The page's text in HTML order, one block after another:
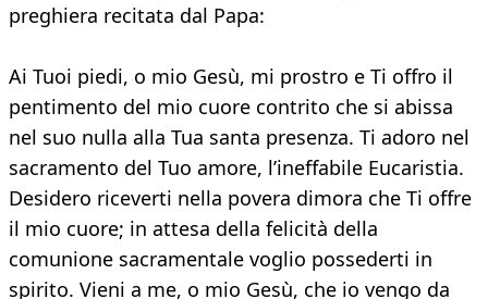
preghiera recitata dal Papa:
Ai Tuoi piedi, o mio Gesù, mi prostro e Ti offro il
pentimento del mio cuore contrito che si abissa
nel suo nulla alla Tua santa presenza. Ti adoro nel
sacramento del Tuo amore, l’ineffabile Eucaristia.
Desidero riceverti nella povera dimora che Ti offre
il mio cuore; in attesa della felicità della
comunione sacramentale voglio possederti in
spirito. Vieni a me, o mio Gesù, che io vengo da